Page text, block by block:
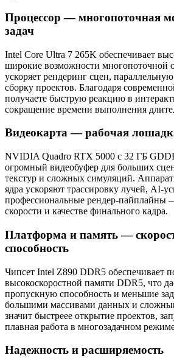
Процессор — многопоточная
задач
Intel Core Ultra 7 265K обеспечивает
широкие возможности многопоточной
ускоряет рендеринг сцен,
сборку проектов. Благодаря
получаете быструю реакцию в
сокращение времени выполнения
Видеокарта — рабочая
NVIDIA Quadro RTX 5000 с 32 ГБ
огромный видеобуфер для больших
текстур и сложных симуляций.
ядра ускоряют трассировку лучей, AI-
профессиональные рендер-пайплайны
скорости и качестве финального кадра.
Платформа и память —
способность
Чипсет Intel Z890 DDR5 обеспечивает
высокоскоростной памяти DDR5, что
пропускную способность и меньшие
большими массивами данных и
значит быстреее открытие проектов,
плавная работа в многозадачном
Надежность и расширяемость